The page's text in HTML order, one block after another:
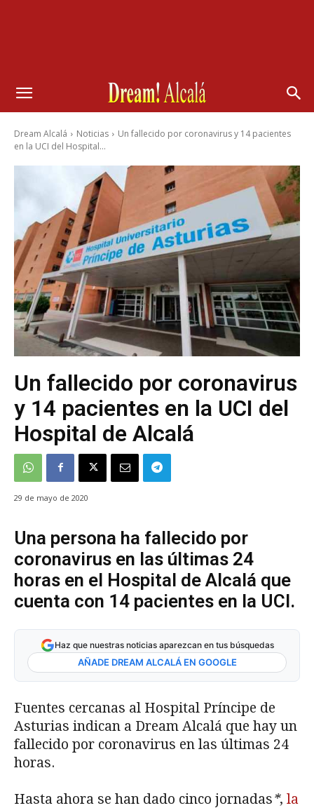
Dream Alcalá Noticias
Un fallecido por coronavirus y 14 pacientes
en la UCI del Hospital...
Un fallecido por coronavirus
y 14 pacientes en la UCI del
Hospital de Alcalá
29 de mayo de 2020
Una persona ha fallecido por
coronavirus en las últimas 24
horas en el Hospital de Alcalá que
cuenta con 14 pacientes en la UCI.
Haz que nuestras noticias aparezcan en tus búsquedas
AÑADE DREAM ALCALÁ EN GOOGLE
Fuentes cercanas al Hospital Príncipe de
Asturias indican a Dream Alcalá que hay un
fallecido por coronavirus en las últimas 24
horas.
Hasta ahora se han dado cinco jornadas*, la